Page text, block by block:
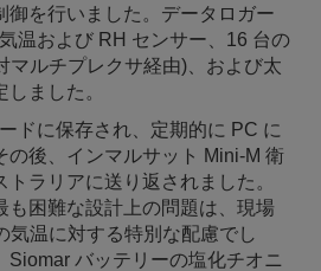
御を行いました。データロガー
温および RH センサー、16 台の
マルチプレクサ経由)、および太
ました。
ドに保存され、定期的に PC に
の後、インマルサット Mini-M 衛
ラリアに送り返されました。
も困難な設計上の問題は、現場
気温に対する特別な配慮でし
Siomar バッテリーの塩化チオニ